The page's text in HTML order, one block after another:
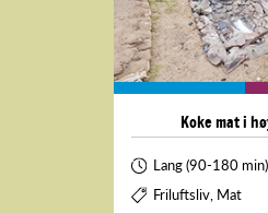
Koke mat i
Lang (90-180 min)
Friluftsliv, Mat